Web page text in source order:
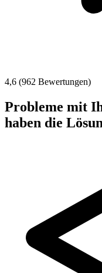
4,6 (962 Bewertungen)
Probleme mit
haben die